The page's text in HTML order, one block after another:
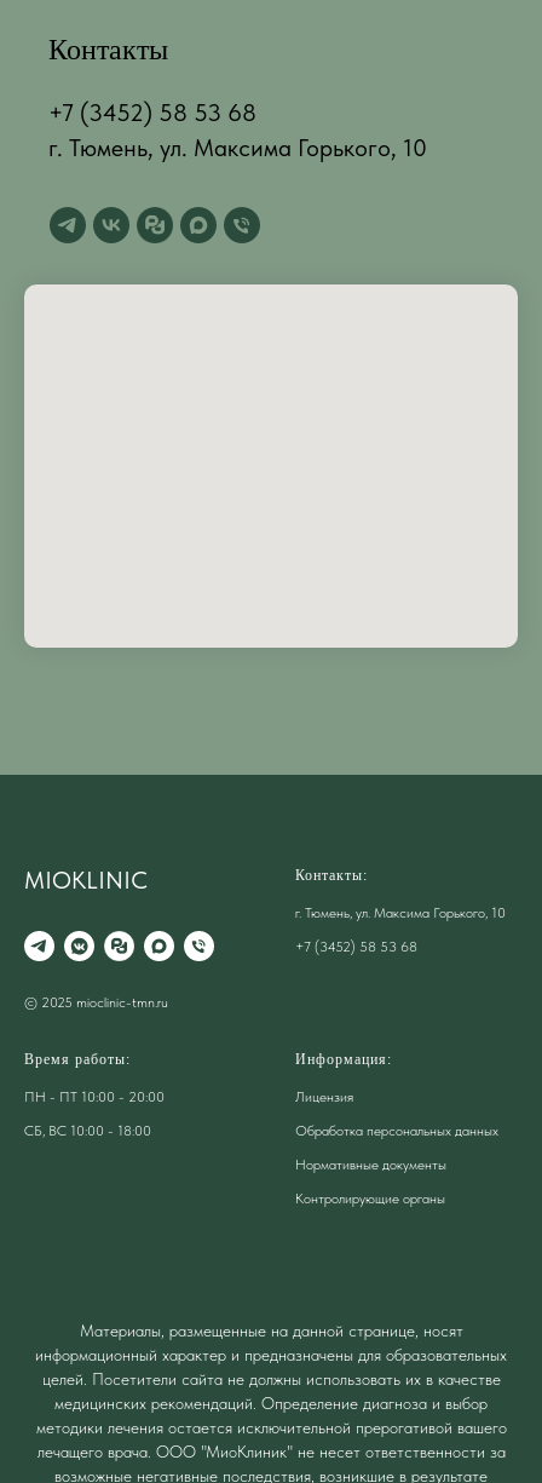
Контакты
+7 (3452) 58 53 68
г. Тюмень, ул. Максима Горького, 10
MIOKLINIC
© 2025 mioclinic-tmn.ru
Контакты:
г. Тюмень, ул. Максима Горького, 10
+7 (3452) 58 53 68
Время работы:
ПН - ПТ 10:00 - 20:00
СБ, ВС 10:00 - 18:00
Информация:
Лицензия
Обработка персональных данных
Нормативные документы
Контролирующие органы
Материалы, размещенные на данной странице, носят
информационный характер и предназначены для образовательных
целей. Посетители сайта не должны использовать их в качестве
медицинских рекомендаций. Определение диагноза и выбор
методики лечения остается исключительной прерогативой вашего
лечащего врача. ООО "МиоКлиник" не несет ответственности за
возможные негативные последствия, возникшие в результате